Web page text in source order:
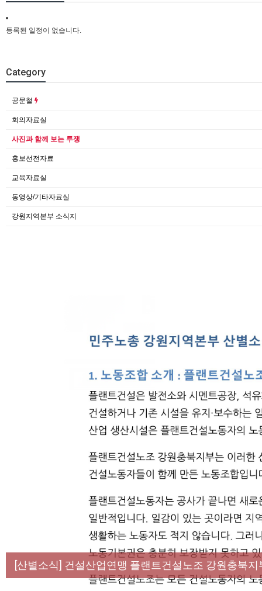
등록된 일정이 없습니다.
Category
공문철
회의자료실
사진과 함께 보는 투쟁
홍보선전자료
교육자료실
동영상/기타자료실
강원지역본부 소식지
[성명] 막을 수 있었던 죽음, HL만도가 책임져라 : 청
[산별소식] 건설산업연맹 플랜트건설노조 강원충북지
[강릉,속초,원주,춘천] 폭염감시단 사업 이모저모
[조합원☆인터뷰] 서비스연맹 전국학교비정규직노동
[본부소식] 강원지역 노동자 합창단 모임